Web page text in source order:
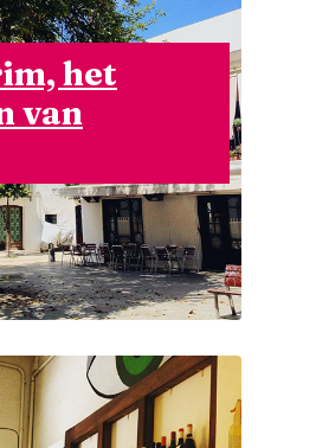
het
van